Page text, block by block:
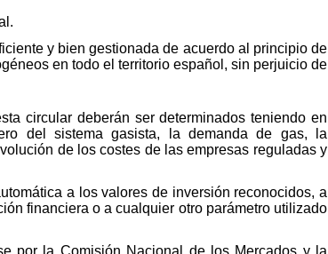
y bien gestionada de acuerdo al principio de
en todo el territorio español, sin perjuicio de
circular deberán ser determinados teniendo en
del sistema gasista, la demanda de gas, la
de los costes de las empresas reguladas y
a los valores de inversión reconocidos, a
financiera o a cualquier otro parámetro utilizado
por la Comisión Nacional de los Mercados y la